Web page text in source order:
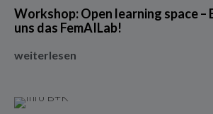
Workshop: Open learning space –
uns das FemAILab!
weiterlesen